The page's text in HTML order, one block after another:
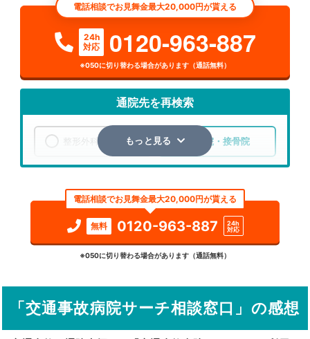
電話相談でお見舞金最大20,000円が貰える
24h
対応
0120-963-887
※050に切り替わる場合があります（通話無料）
通院先を再検索
整形外科 整骨院・接骨院
検索する
詳細条件で絞り込む
駅から探す 院名から探す
もっと見る
電話相談でお見舞金最大20,000円が貰える
無料 0120-963-887
24h
対応
※050に切り替わる場合があります（通話無料）
「交通事故病院サーチ相談窓口」の感想